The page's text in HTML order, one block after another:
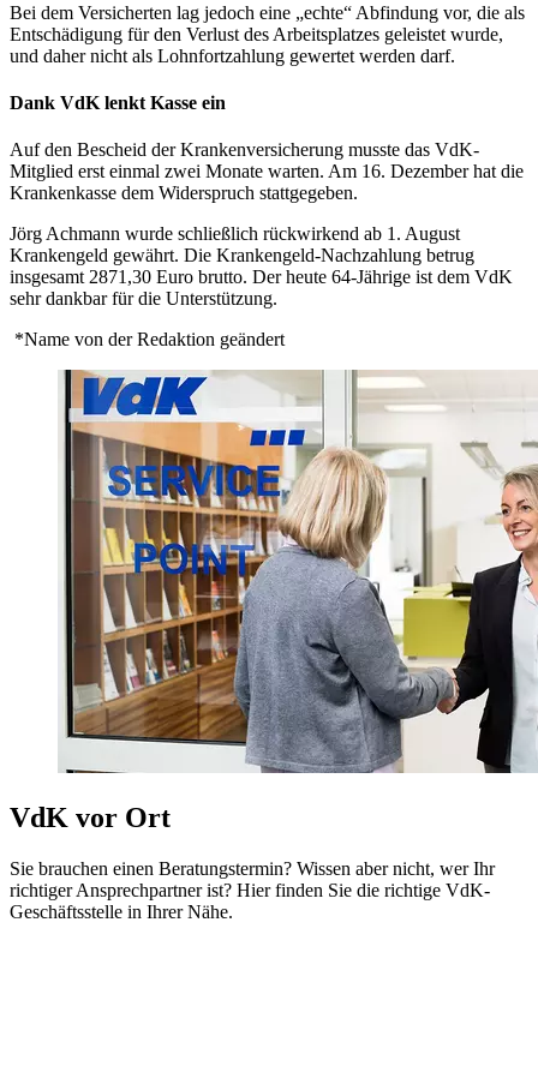
Bei dem Versicherten lag jedoch eine „echte“ Abfindung vor, die als
Entschädigung für den Verlust des Arbeitsplatzes geleistet wurde,
und daher nicht als Lohnfortzahlung gewertet werden darf.
Dank VdK lenkt Kasse ein
Auf den Bescheid der Krankenversicherung musste das VdK-
Mitglied erst einmal zwei Monate warten. Am 16. Dezember hat die
Krankenkasse dem Widerspruch stattgegeben.
Jörg Achmann wurde schließlich rückwirkend ab 1. August
Krankengeld gewährt. Die Krankengeld-Nachzahlung betrug
insgesamt 2871,30 Euro brutto. Der heute 64-Jährige ist dem VdK
sehr dankbar für die Unterstützung.
*Name von der Redaktion geändert
VdK vor Ort
Sie brauchen einen Beratungstermin? Wissen aber nicht, wer Ihr
richtiger Ansprechpartner ist? Hier finden Sie die richtige VdK-
Geschäftsstelle in Ihrer Nähe.